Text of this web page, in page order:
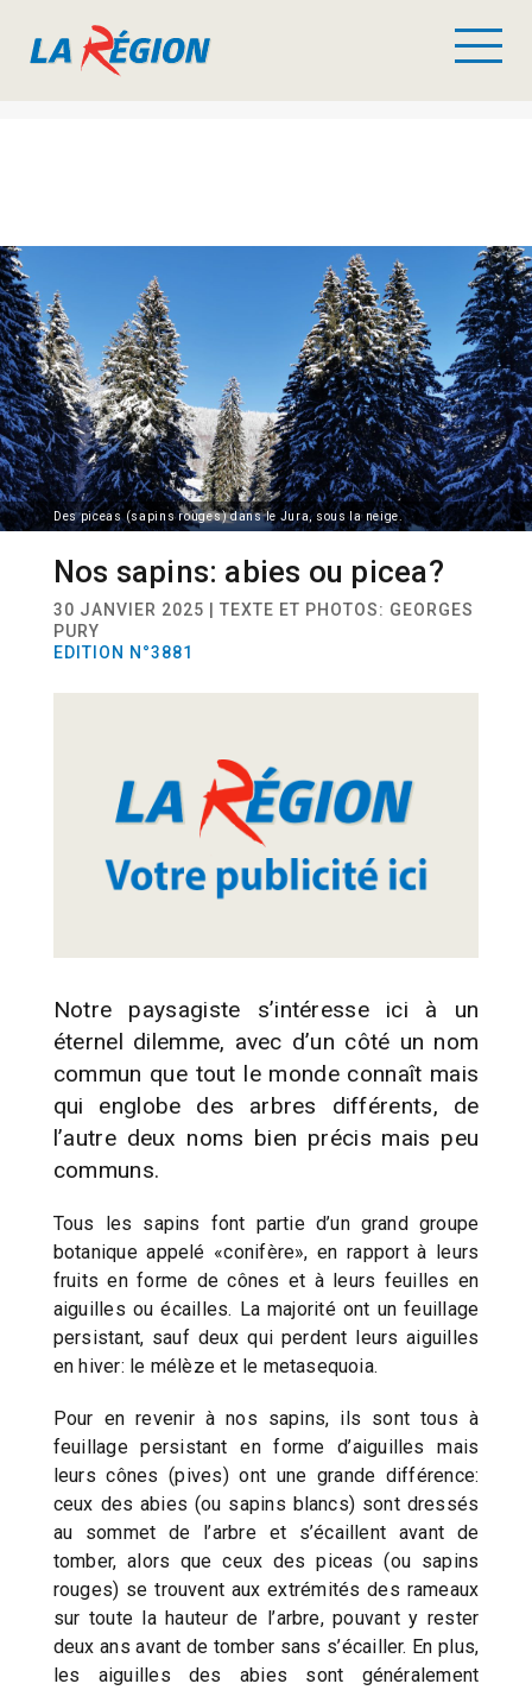
ACTUALITÉ
Des piceas (sapins rouges) dans le Jura, sous la neige.
Nos sapins: abies ou picea?
30 JANVIER 2025 | TEXTE ET PHOTOS: GEORGES
PURY
EDITION N°3881
Notre paysagiste s’intéresse ici à un
éternel dilemme, avec d’un côté un nom
commun que tout le monde connaît mais
qui englobe des arbres différents, de
l’autre deux noms bien précis mais peu
communs.
Tous les sapins font partie d’un grand groupe
botanique appelé «conifère», en rapport à leurs
fruits en forme de cônes et à leurs feuilles en
aiguilles ou écailles. La majorité ont un feuillage
persistant, sauf deux qui perdent leurs aiguilles
en hiver: le mélèze et le metasequoia.
Pour en revenir à nos sapins, ils sont tous à
feuillage persistant en forme d’aiguilles mais
leurs cônes (pives) ont une grande différence:
ceux des abies (ou sapins blancs) sont dressés
au sommet de l’arbre et s’écaillent avant de
tomber, alors que ceux des piceas (ou sapins
rouges) se trouvent aux extrémités des rameaux
sur toute la hauteur de l’arbre, pouvant y rester
deux ans avant de tomber sans s’écailler. En plus,
les aiguilles des abies sont généralement